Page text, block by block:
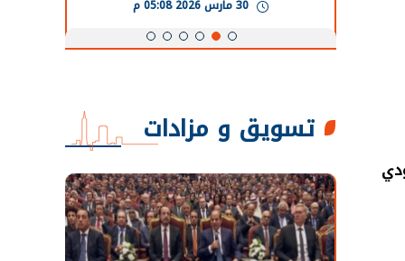
تسويق و مزادات